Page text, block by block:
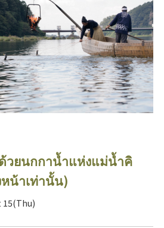
วยนกกาน้ำแห่งแม่น้ำคิ
น้าเท่านั้น)
15(Thu)